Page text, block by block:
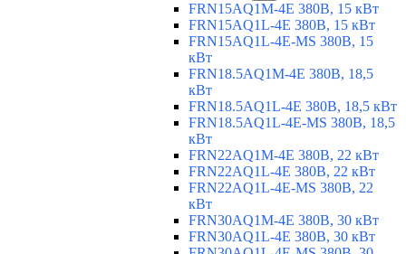
FRN15AQ1M-4E 380В, 15 кВт
FRN15AQ1L-4E 380В, 15 кВт
FRN15AQ1L-4E-MS 380В, 15
кВт
FRN18.5AQ1M-4E 380В, 18,5
кВт
FRN18.5AQ1L-4E 380В, 18,5 кВт
FRN18.5AQ1L-4E-MS 380В, 18,5
кВт
FRN22AQ1M-4E 380В, 22 кВт
FRN22AQ1L-4E 380В, 22 кВт
FRN22AQ1L-4E-MS 380В, 22
кВт
FRN30AQ1M-4E 380В, 30 кВт
FRN30AQ1L-4E 380В, 30 кВт